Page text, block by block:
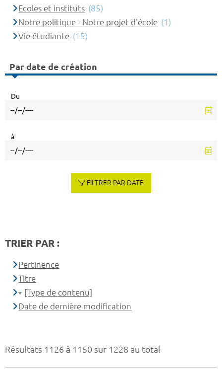
Résultats 1126 à 1150 sur 1228 au total
Ecoles et instituts (85)
Notre politique - Notre projet d'école (1)
Vie étudiante (15)
Par date de création
Du
à
FILTRER PAR DATE
TRIER PAR :
Pertinence
Titre
[Type de contenu]
Date de dernière modification